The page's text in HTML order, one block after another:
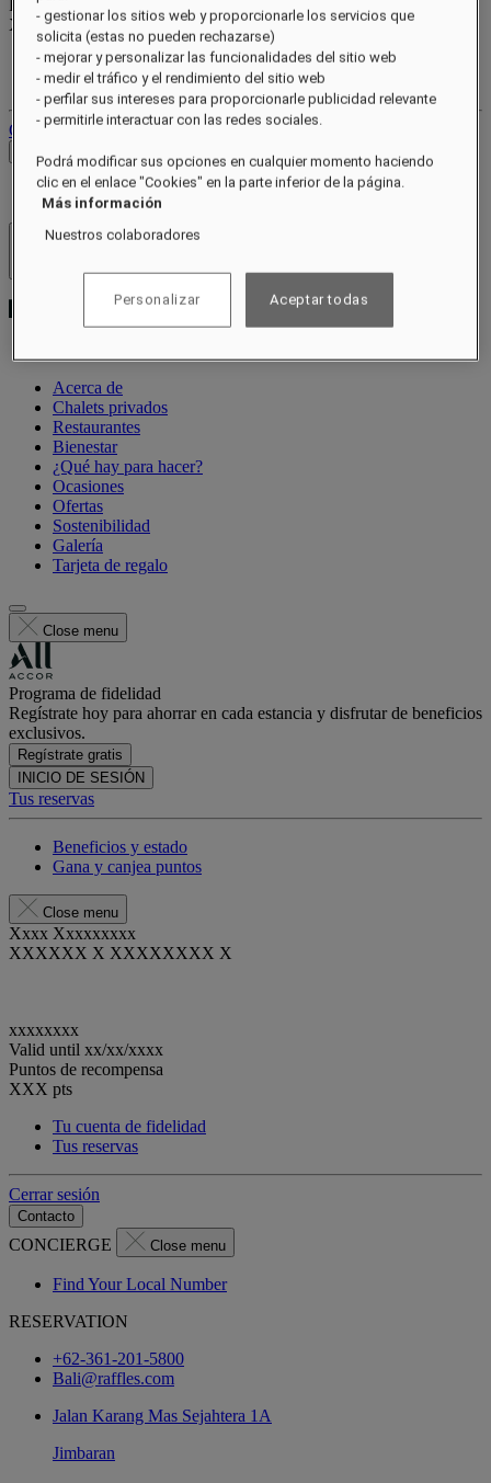
Puntos de recompensa
XXXpts
Tu cuenta de fidelidad
Tus reservas
Cerrar sesión
Ver tarifas
Abrir menú
Acerca de
Chalets privados
Restaurantes
Bienestar
¿Qué hay para hacer?
Ocasiones
Ofertas
Sostenibilidad
Galería
Tarjeta de regalo
Close menu
Programa de fidelidad
Regístrate hoy para ahorrar en cada estancia y disfrutar de beneficios
exclusivos.
Regístrate gratis
INICIO DE SESIÓN
Tus reservas
Beneficios y estado
Gana y canjea puntos
Close menu
Xxxx Xxxxxxxxx
XXXXXX X XXXXXXXX X
xxxxxxxx
Valid until xx/xx/xxxx
Puntos de recompensa
XXX pts
Tu cuenta de fidelidad
Tus reservas
Cerrar sesión
Contacto
CONCIERGE Close menu
Find Your Local Number
RESERVATION
+62-361-201-5800
Bali@raffles.com
Jalan Karang Mas Sejahtera 1A
Jimbaran
- gestionar los sitios web y proporcionarle los servicios que
solicita (estas no pueden rechazarse)
- mejorar y personalizar las funcionalidades del sitio web
- medir el tráfico y el rendimiento del sitio web
- perfilar sus intereses para proporcionarle publicidad relevante
- permitirle interactuar con las redes sociales.
Podrá modificar sus opciones en cualquier momento haciendo
clic en el enlace "Cookies" en la parte inferior de la página.
Más información
Nuestros colaboradores
Personalizar Aceptar todas